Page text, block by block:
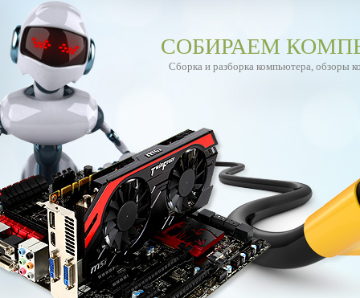
СОБИРАЕМ
Сборка и разборка компьютера, обзоры